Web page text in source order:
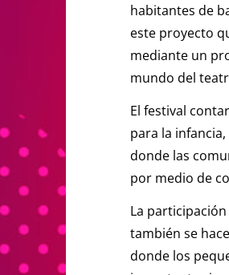
habitantes de
este proyecto
mediante un
mundo del
El festival
para la
donde las
por medio de
La
también se
donde los